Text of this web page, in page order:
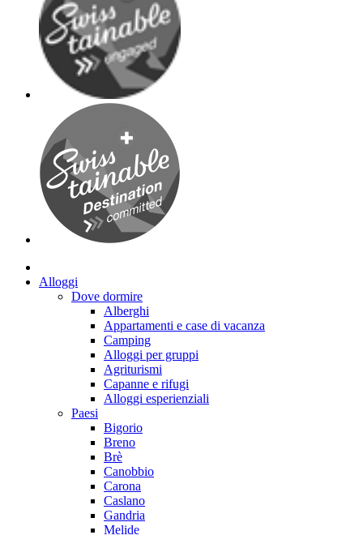
Alloggi
Dove dormire
Alberghi
Appartamenti e case di vacanza
Camping
Alloggi per gruppi
Agriturismi
Capanne e rifugi
Alloggi esperienziali
Paesi
Bigorio
Breno
Brè
Canobbio
Carona
Caslano
Gandria
Melide